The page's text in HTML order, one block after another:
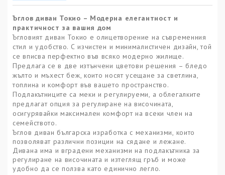
Ъглов диван Токио – Модерна елегантност и
практичност за вашия дом
Ъгловият диван Токио е олицетворение на съвременния
стил и удобство. С изчистен и минималистичен дизайн, той
се вписва перфектно във всяко модерно жилище.
Предлага се в две изтънчени цветови решения – бледо
жълто и мъхест беж, които носят усещане за светлина,
топлина и комфорт във вашето пространство.
Подлакътниците са меки и регулируеми, а облегалките
предлагат опция за регулиране на височината,
осигурявайки максимален комфорт на всеки член на
семейството.
Ъглов диван българска изработка с механизми, които
позволяват различни позиции на сядане и лежане.
Дивана има и вградени механизми на подлакътника за
регулиране на височината и изтеглящ гръб и може
удобно да се ползва като единично легло.